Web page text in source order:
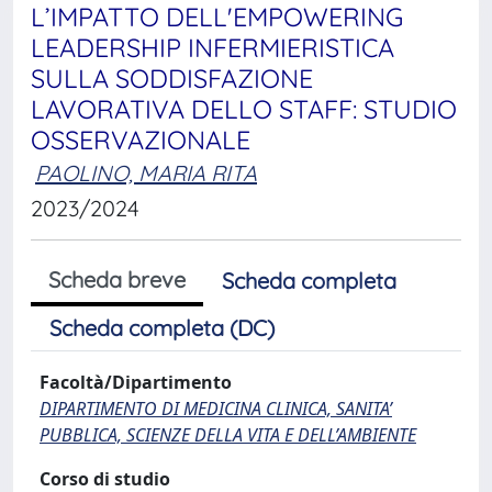
L’IMPATTO DELL'EMPOWERING
LEADERSHIP INFERMIERISTICA
SULLA SODDISFAZIONE
LAVORATIVA DELLO STAFF: STUDIO
OSSERVAZIONALE
PAOLINO, MARIA RITA
2023/2024
Scheda breve
Scheda completa
Scheda completa (DC)
Facoltà/Dipartimento
DIPARTIMENTO DI MEDICINA CLINICA, SANITA’
PUBBLICA, SCIENZE DELLA VITA E DELL’AMBIENTE
Corso di studio